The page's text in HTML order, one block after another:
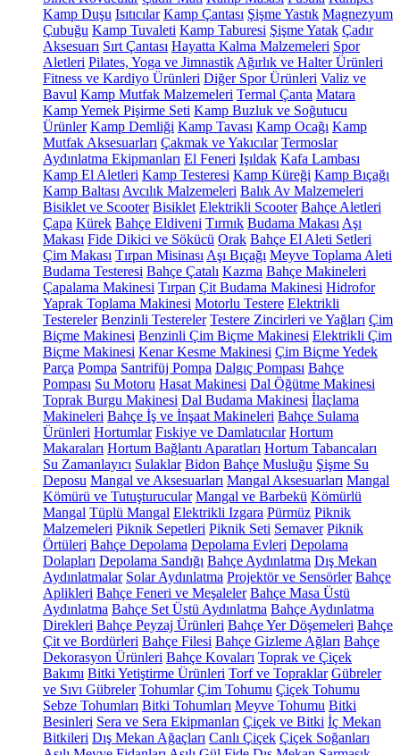
Kamp Duşu Isıtıcılar Kamp Çantası Şişme Yastık Magnezyum
Çubuğu Kamp Tuvaleti Kamp Taburesi Şişme Yatak Çadır
Aksesuarı Sırt Çantası Hayatta Kalma Malzemeleri Spor
Aletleri Pilates, Yoga ve Jimnastik Ağırlık ve Halter Ürünleri
Fitness ve Kardiyo Ürünleri Diğer Spor Ürünleri Valiz ve
Bavul Kamp Mutfak Malzemeleri Termal Çanta Matara
Kamp Yemek Pişirme Seti Kamp Buzluk ve Soğutucu
Ürünler Kamp Demliği Kamp Tavası Kamp Ocağı Kamp
Mutfak Aksesuarları Çakmak ve Yakıcılar Termoslar
Aydınlatma Ekipmanları El Feneri Işıldak Kafa Lambası
Kamp El Aletleri Kamp Testeresi Kamp Küreği Kamp Bıçağı
Kamp Baltası Avcılık Malzemeleri Balık Av Malzemeleri
Bisiklet ve Scooter Bisiklet Elektrikli Scooter Bahçe Aletleri
Çapa Kürek Bahçe Eldiveni Tırmık Budama Makası Aşı
Makası Fide Dikici ve Sökücü Orak Bahçe El Aleti Setleri
Çim Makası Tırpan Misinası Aşı Bıçağı Meyve Toplama Aleti
Budama Testeresi Bahçe Çatalı Kazma Bahçe Makineleri
Çapalama Makinesi Tırpan Çit Budama Makinesi Hidrofor
Yaprak Toplama Makinesi Motorlu Testere Elektrikli
Testereler Benzinli Testereler Testere Zincirleri ve Yağları Çim
Biçme Makinesi Benzinli Çim Biçme Makinesi Elektrikli Çim
Biçme Makinesi Kenar Kesme Makinesi Çim Biçme Yedek
Parça Pompa Santrifüj Pompa Dalgıç Pompası Bahçe
Pompası Su Motoru Hasat Makinesi Dal Öğütme Makinesi
Toprak Burgu Makinesi Dal Budama Makinesi İlaçlama
Makineleri Bahçe İş ve İnşaat Makineleri Bahçe Sulama
Ürünleri Hortumlar Fıskiye ve Damlatıcılar Hortum
Makaraları Hortum Bağlantı Aparatları Hortum Tabancaları
Su Zamanlayıcı Sulaklar Bidon Bahçe Musluğu Şişme Su
Deposu Mangal ve Aksesuarları Mangal Aksesuarları Mangal
Kömürü ve Tutuşturucular Mangal ve Barbekü Kömürlü
Mangal Tüplü Mangal Elektrikli Izgara Pürmüz Piknik
Malzemeleri Piknik Sepetleri Piknik Seti Semaver Piknik
Örtüleri Bahçe Depolama Depolama Evleri Depolama
Dolapları Depolama Sandığı Bahçe Aydınlatma Dış Mekan
Aydınlatmalar Solar Aydınlatma Projektör ve Sensörler Bahçe
Aplikleri Bahçe Feneri ve Meşaleler Bahçe Masa Üstü
Aydınlatma Bahçe Set Üstü Aydınlatma Bahçe Aydınlatma
Direkleri Bahçe Peyzaj Ürünleri Bahçe Yer Döşemeleri Bahçe
Çit ve Bordürleri Bahçe Filesi Bahçe Gizleme Ağları Bahçe
Dekorasyon Ürünleri Bahçe Kovaları Toprak ve Çiçek
Bakımı Bitki Yetiştirme Ürünleri Torf ve Topraklar Gübreler
ve Sıvı Gübreler Tohumlar Çim Tohumu Çiçek Tohumu
Sebze Tohumları Bitki Tohumları Meyve Tohumu Bitki
Besinleri Sera ve Sera Ekipmanları Çiçek ve Bitki İç Mekan
Bitkileri Dış Mekan Ağaçları Canlı Çiçek Çiçek Soğanları